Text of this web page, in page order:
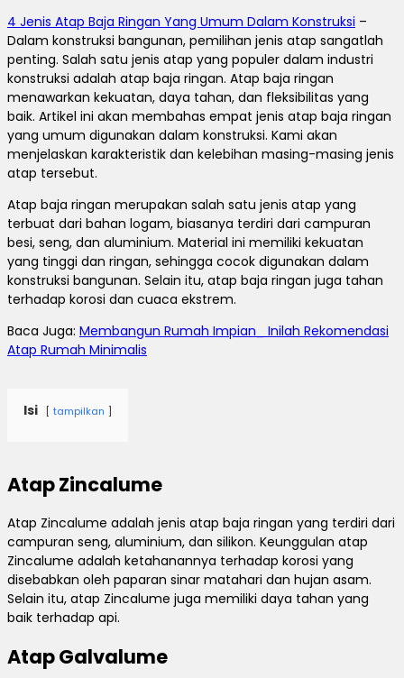
4 Jenis Atap Baja Ringan Yang Umum Dalam Konstruksi –
Dalam konstruksi bangunan, pemilihan jenis atap sangatlah
penting. Salah satu jenis atap yang populer dalam industri
konstruksi adalah atap baja ringan. Atap baja ringan
menawarkan kekuatan, daya tahan, dan fleksibilitas yang
baik. Artikel ini akan membahas empat jenis atap baja ringan
yang umum digunakan dalam konstruksi. Kami akan
menjelaskan karakteristik dan kelebihan masing-masing jenis
atap tersebut.
Atap baja ringan merupakan salah satu jenis atap yang
terbuat dari bahan logam, biasanya terdiri dari campuran
besi, seng, dan aluminium. Material ini memiliki kekuatan
yang tinggi dan ringan, sehingga cocok digunakan dalam
konstruksi bangunan. Selain itu, atap baja ringan juga tahan
terhadap korosi dan cuaca ekstrem.
Baca Juga: Membangun Rumah Impian_ Inilah Rekomendasi
Atap Rumah Minimalis
Isi tampilkan
Atap Zincalume
Atap Zincalume adalah jenis atap baja ringan yang terdiri dari
campuran seng, aluminium, dan silikon. Keunggulan atap
Zincalume adalah ketahanannya terhadap korosi yang
disebabkan oleh paparan sinar matahari dan hujan asam.
Selain itu, atap Zincalume juga memiliki daya tahan yang
baik terhadap api.
Atap Galvalume